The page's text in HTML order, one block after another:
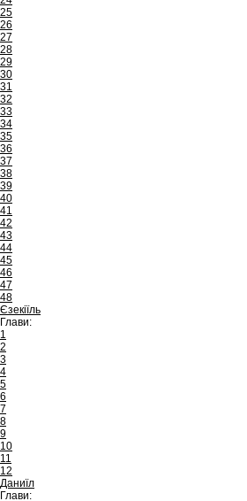
25
26
27
28
29
30
31
32
33
34
35
36
37
38
39
40
41
42
43
44
45
46
47
48
Єзекіїль
Глави:
1
2
3
4
5
6
7
8
9
10
11
12
Даниїл
Глави: